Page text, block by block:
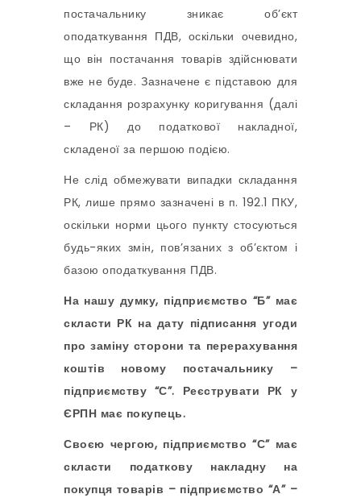
постачальнику зникає об’єкт
оподаткування ПДВ, оскільки очевидно,
що він постачання товарів здійснювати
вже не буде. Зазначене є підставою для
складання розрахунку коригування (далі
– РК) до податкової накладної,
складеної за першою подією.
Не слід обмежувати випадки складання
РК, лише прямо зазначені в п. 192.1 ПКУ,
оскільки норми цього пункту стосуються
будь-яких змін, пов’язаних з об’єктом і
базою оподаткування ПДВ.
На нашу думку, підприємство “Б” має
скласти РК на дату підписання угоди
про заміну сторони та перерахування
коштів новому постачальнику –
підприємству “С”. Реєструвати РК у
ЄРПН має покупець.
Своєю чергою, підприємство “С” має
скласти податкову накладну на
покупця товарів – підприємство “А” –